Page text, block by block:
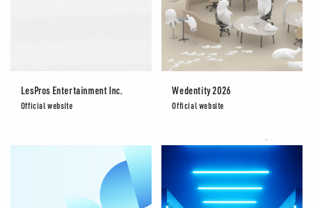
LesPros Entertainment Inc.
Official website
Wedentity 2026
Official website